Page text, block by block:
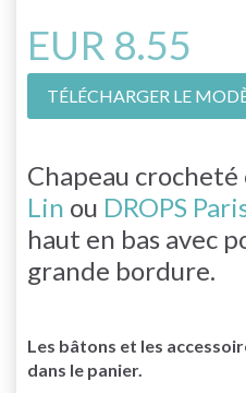
EUR 8.55
TÉLÉCHARGER LE
Chapeau crocheté
Lin ou DROPS
haut en bas avec
grande bordure.
Les bâtons et les
dans le panier.